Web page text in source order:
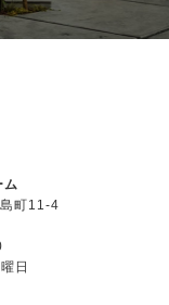
ム
町11-4
日